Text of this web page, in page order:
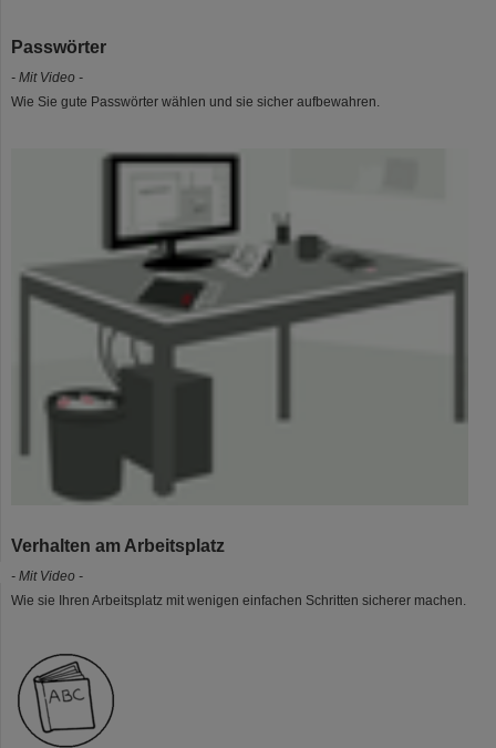
Passwörter
- Mit Video -
Wie Sie gute Passwörter wählen und sie sicher aufbewahren.
Verhalten am Arbeitsplatz
- Mit Video -
Wie sie Ihren Arbeitsplatz mit wenigen einfachen Schritten sicherer machen.